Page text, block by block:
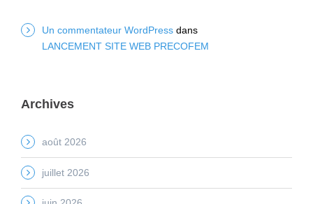
Un commentateur WordPress dans
LANCEMENT SITE WEB PRECOFEM
Archives
août 2026
juillet 2026